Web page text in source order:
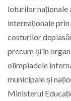
loturilor naționale
internaționale
costurilor
precum și în
olimpiadele
municipale și
Ministerul